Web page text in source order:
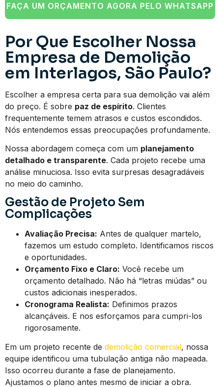
FAÇA UM ORÇAMENTO AGORA PELO WHATSAPP
Por Que Escolher Nossa
Empresa de Demolição
em Interlagos, São Paulo?
Escolher a empresa certa para sua demolição vai além
do preço. É sobre paz de espírito. Clientes
frequentemente temem atrasos e custos escondidos.
Nós entendemos essas preocupações profundamente.
Nossa abordagem começa com um planejamento
detalhado e transparente. Cada projeto recebe uma
análise minuciosa. Isso evita surpresas desagradáveis
no meio do caminho.
Gestão de Projeto Sem
Complicações
Avaliação Precisa: Antes de qualquer martelo,
fazemos um estudo completo. Identificamos riscos
e oportunidades.
Orçamento Fixo e Claro: Você recebe um
orçamento detalhado. Não há “letras miúdas” ou
custos adicionais inesperados.
Cronograma Realista: Definimos prazos
alcançáveis. E nos esforçamos para cumpri-los
rigorosamente.
Em um projeto recente de demolição comercial, nossa
equipe identificou uma tubulação antiga não mapeada.
Isso ocorreu durante a fase de planejamento.
Ajustamos o plano antes mesmo de iniciar a obra.